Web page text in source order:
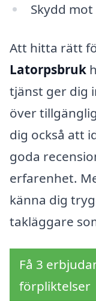
Skydd
Att hitta rätt
Latorpsbruk
tjänst ger dig
över
dig också att
goda
erfarenhet.
känna dig
takläggare
Få 3
förpliktelser